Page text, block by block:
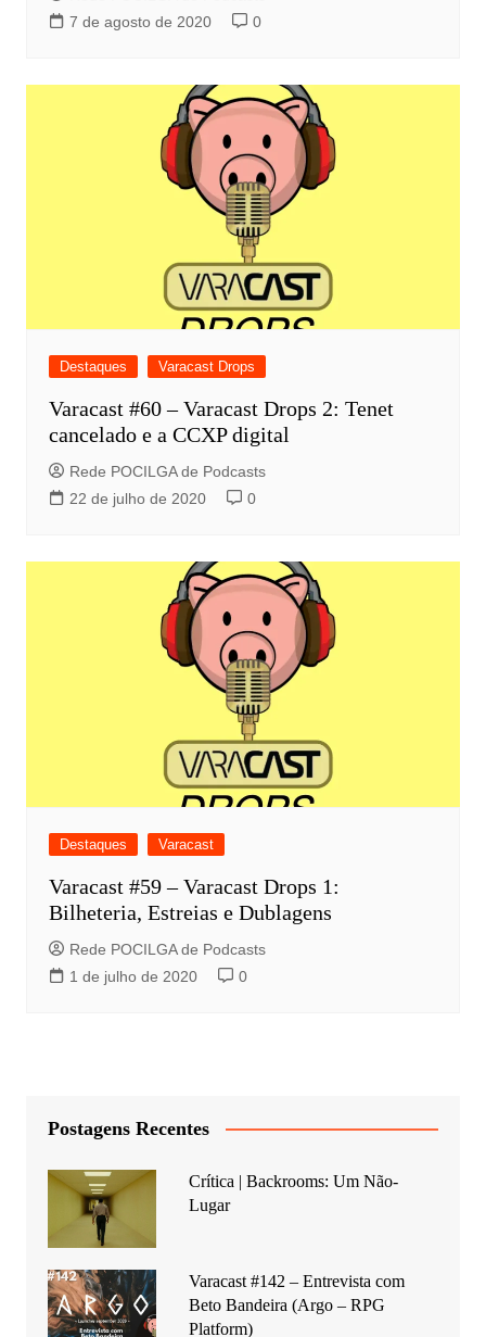
7 de agosto de 2020
0
Destaques Varacast Drops
Varacast #60 – Varacast Drops 2: Tenet
cancelado e a CCXP digital
Rede POCILGA de Podcasts
22 de julho de 2020
0
Destaques Varacast
Varacast #59 – Varacast Drops 1:
Bilheteria, Estreias e Dublagens
Rede POCILGA de Podcasts
1 de julho de 2020
0
Postagens Recentes
Crítica | Backrooms: Um Não-
Lugar
Varacast #142 – Entrevista com
Beto Bandeira (Argo – RPG
Platform)